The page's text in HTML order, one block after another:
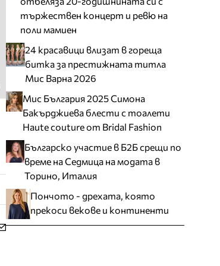
тържествен концерт и ревю на
поли мамиен
24 красавици влизат в гореща
битка за престижната титла
Мис Варна 2026
Мис България 2025 Симона
Бакърджиева блести с тоалети
Haute couture от Bridal Fashion
Българско участие в Б2Б срещи по
време на Седмица на модата в
Торино, Италия
Пончото - дрехата, която
прекоси векове и континенти